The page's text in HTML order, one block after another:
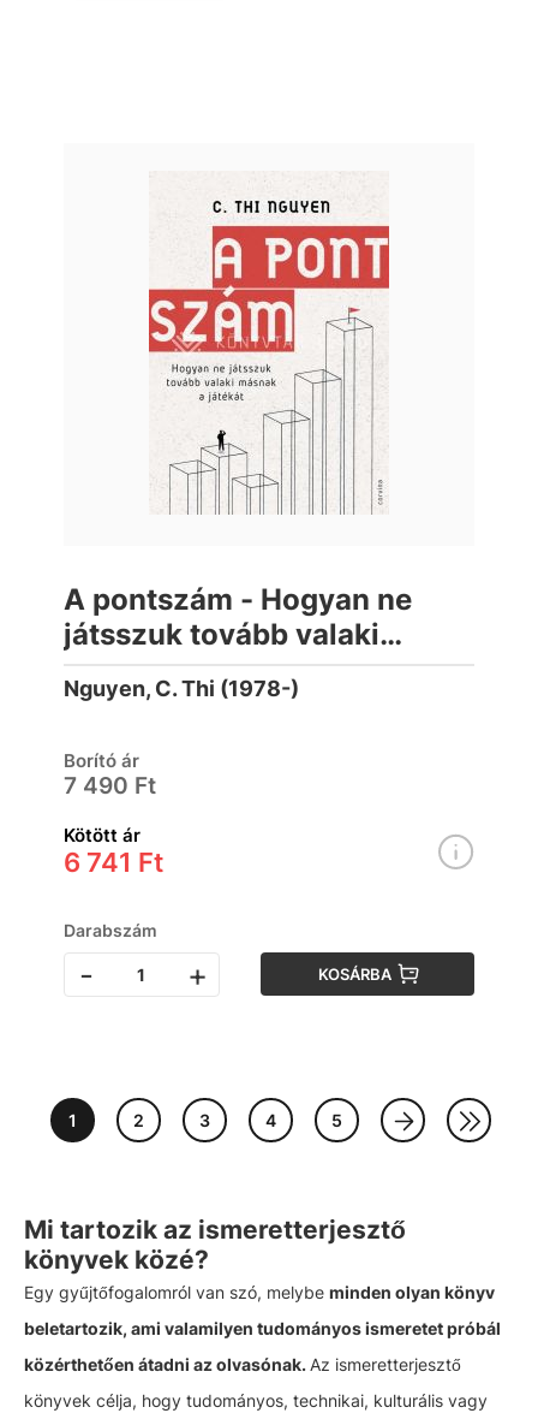
A pontszám - Hogyan ne
játsszuk tovább valaki
másnak a játékát
Nguyen, C. Thi (1978-)
Borító ár
7 490 Ft
Kötött ár
6 741 Ft
Darabszám
- + KOSÁRBA
1 2 3 4 5
Mi tartozik az ismeretterjesztő
könyvek közé?
Egy gyűjtőfogalomról van szó, melybe minden olyan könyv
beletartozik, ami valamilyen tudományos ismeretet próbál
közérthetően átadni az olvasónak. Az ismeretterjesztő
könyvek célja, hogy tudományos, technikai, kulturális vagy